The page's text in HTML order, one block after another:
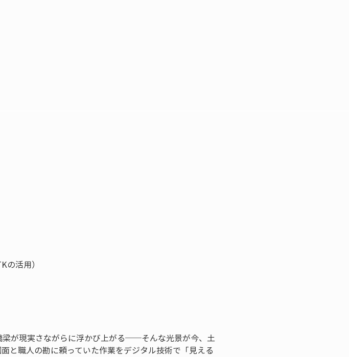
が現実さながらに浮かび上がる──そんな光景が今、土
と職人の勘に頼っていた作業をデジタル技術で「見える